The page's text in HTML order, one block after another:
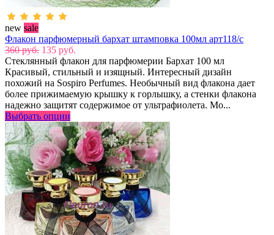
new sale
Флакон парфюмерный бархат штамповка 100мл арт118/с
360 руб. 135 руб.
Стеклянный флакон для парфюмерии Бархат 100 мл
Красивый, стильный и изящный. Интересный дизайн
похожий на Sospiro Perfumes. Необычный вид флакона дает
более прижимаемую крышку к горлышку, а стенки флакона
надежно защитят содержимое от ультрафиолета. Мо...
Выбрать опции